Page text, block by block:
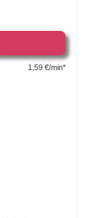
1,59 €/min*